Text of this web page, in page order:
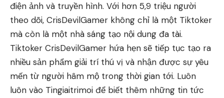
điện ảnh và truyền hình. Với hơn 5,9 triệu người
theo dõi, CrisDevilGamer không chỉ là một Tiktoker
mà còn là một nhà sáng tạo nội dung đa tài.
Tiktoker CrisDevilGamer hứa hẹn sẽ tiếp tục tạo ra
nhiều sản phẩm giải trí thú vị và nhận được sự yêu
mến từ người hâm mộ trong thời gian tới. Luôn
luôn vào Tingiaitrimoi để biết thêm những tin tức